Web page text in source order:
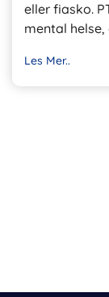
eller fiasko.
mental
Les Mer..